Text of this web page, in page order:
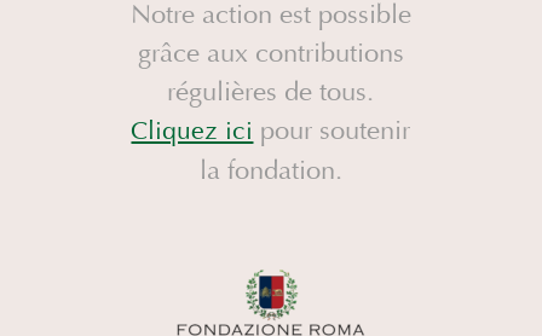
Notre action est possible
grâce aux contributions
régulières de tous.
Cliquez ici pour soutenir
la fondation.